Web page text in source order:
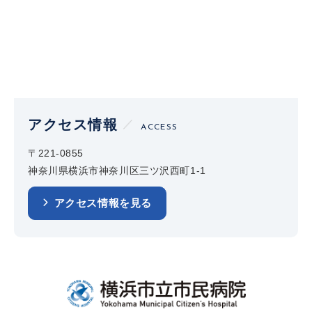
アクセス情報 ACCESS
〒221-0855
神奈川県横浜市神奈川区三ツ沢西町1-1
アクセス情報を見る